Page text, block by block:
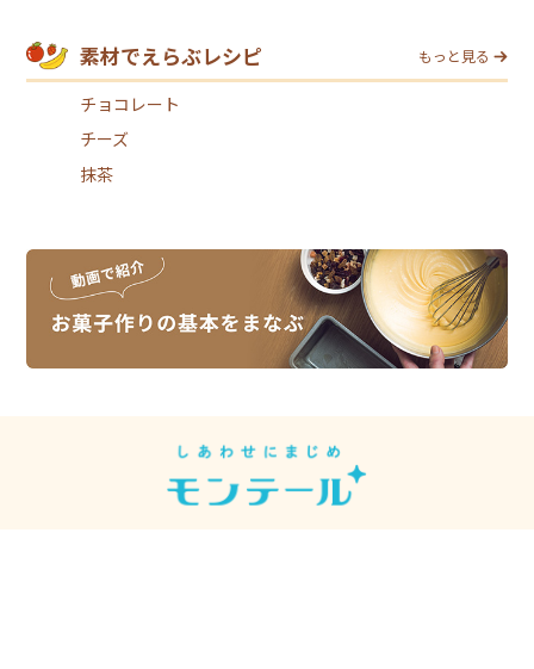
素材でえらぶレシピ もっと見る
チョコレート
チーズ
抹茶